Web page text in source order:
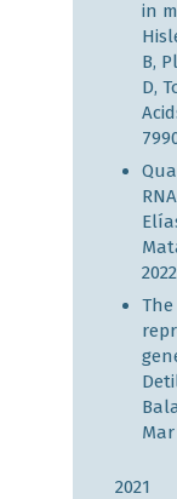
in
B,
D,
Mar
2021